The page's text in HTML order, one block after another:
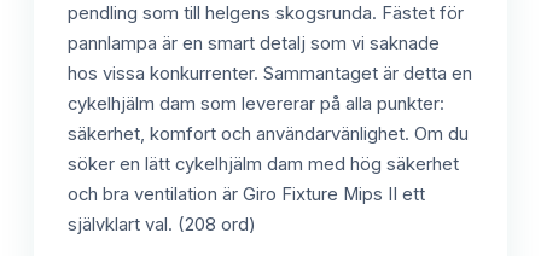
pendling som till helgens skogsrunda. Fästet för
pannlampa är en smart detalj som vi saknade
hos vissa konkurrenter. Sammantaget är detta en
cykelhjälm dam som levererar på alla punkter:
säkerhet, komfort och användarvänlighet. Om du
söker en lätt cykelhjälm dam med hög säkerhet
och bra ventilation är Giro Fixture Mips II ett
självklart val. (208 ord)